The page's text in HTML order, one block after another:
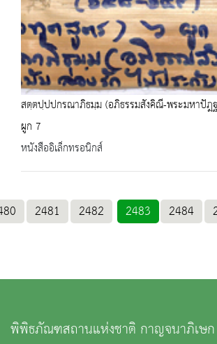
สตฺตปฺปปกรณาภิธมฺม (อภิธรรมสังคิณี-พระมหาปั
ผูก 7
หนังสืออิเล็กทรอนิกส์
2481 2482 2483 2484
พิพิธภัณฑสถานแห่งชาติ กาญจนาภิเษก